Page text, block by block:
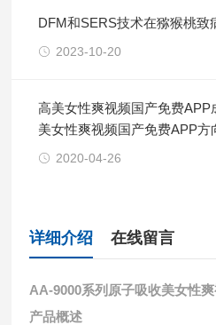
DFM和SERS技术在猕猴桃致
2023-10-20
高美女性爽视频国产免费
美女性爽视频国产免费APP方
2020-04-26
详细介绍 在线留言
AA-9000系列原子吸收美女性
产品概述